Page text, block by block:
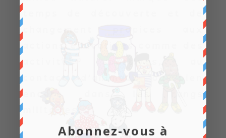
temps de découverte et de
changement propices aux
actions éducatives comme des
activités sportives, au
contact d’animaux ou bien
encore dans les rangs
militaires.
Abonnez-vous à